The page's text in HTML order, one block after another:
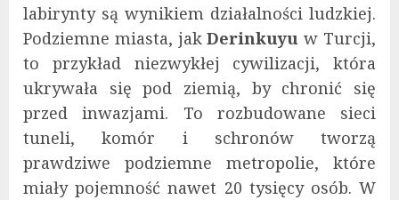
labirynty są wynikiem działalności ludzkiej.
Podziemne miasta, jakDerinkuyu w Turcji,
to przykład niezwykłej cywilizacji, która
ukrywała się pod ziemią, by chronić się
przed inwazjami. To rozbudowane sieci
tuneli, komór i schronów tworzą
prawdziwe podziemne metropolie, które
miały pojemność nawet 20 tysięcy osób. W